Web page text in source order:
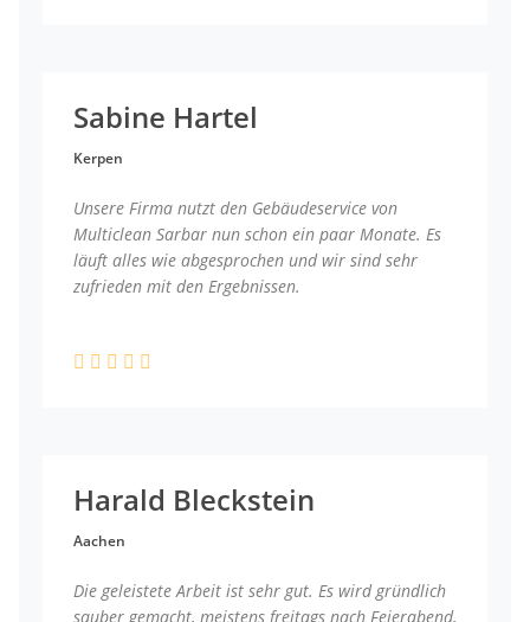
Sabine Hartel
Kerpen
Unsere Firma nutzt den Gebäudeservice von
Multiclean Sarbar nun schon ein paar Monate. Es
läuft alles wie abgesprochen und wir sind sehr
zufrieden mit den Ergebnissen.
Harald Bleckstein
Aachen
Die geleistete Arbeit ist sehr gut. Es wird gründlich
sauber gemacht, meistens freitags nach Feierabend,